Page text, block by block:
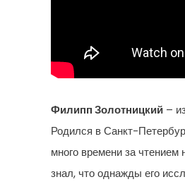
Филипп Золотницкий –
Родился в Санкт-
много времени за
знал, что однажды его